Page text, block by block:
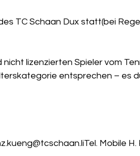
TC Schaan Dux statt(bei
nicht lizenzierten Spieler vom
entsprechen – es
Mobile H.